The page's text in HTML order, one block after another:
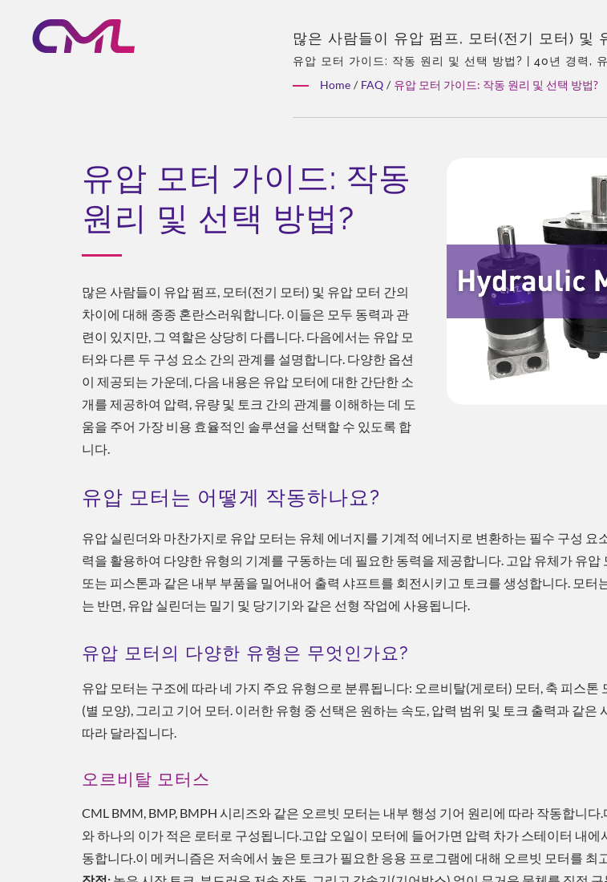
많은 사람들이 유압 펌프, 모터(전기 모터) 및
종종 혼란스러워합니다. 이들은 모두 동력과
당히 다릅니다. 다음에서는 유압 모터와 다른
간단한 소개를 제공하여 압력, 유량 및 토크
력의 유압 펌프 및 밸브 – CML: 인증받고, 신
됨
유압 모터 가이드: 작동 원리 및 선택 방법? | 40년 경력,
Home / FAQ / 유압 모터 가이드: 작동 원리 및 선택 방법?
유압 모터 가이드: 작동
원리 및 선택 방법?
많은 사람들이 유압 펌프, 모터(전기 모터) 및 유압 모터 간의
차이에 대해 종종 혼란스러워합니다. 이들은 모두 동력과 관
련이 있지만, 그 역할은 상당히 다릅니다. 다음에서는 유압 모
터와 다른 두 구성 요소 간의 관계를 설명합니다. 다양한 옵션
이 제공되는 가운데, 다음 내용은 유압 모터에 대한 간단한 소
개를 제공하여 압력, 유량 및 토크 간의 관계를 이해하는 데 도
움을 주어 가장 비용 효율적인 솔루션을 선택할 수 있도록 합
니다.
유압 모터는 어떻게 작동하나요?
유압 실린더와 마찬가지로 유압 모터는 유체 에너지를 기계적 에너지로 변환하는 필수 구성 요
력을 활용하여 다양한 유형의 기계를 구동하는 데 필요한 동력을 제공합니다. 고압 유체가 유압
또는 피스톤과 같은 내부 부품을 밀어내어 출력 샤프트를 회전시키고 토크를 생성합니다. 모터
는 반면, 유압 실린더는 밀기 및 당기기와 같은 선형 작업에 사용됩니다.
유압 모터의 다양한 유형은 무엇인가요?
유압 모터는 구조에 따라 네 가지 주요 유형으로 분류됩니다: 오르비탈(게로터) 모터, 축 피스톤
(별 모양), 그리고 기어 모터. 이러한 유형 중 선택은 원하는 속도, 압력 범위 및 토크 출력과 같은
따라 달라집니다.
오르비탈 모터스
CML BMM, BMP, BMPH 시리즈와 같은 오르빗 모터는 내부 행성 기어 원리에 따라 작동합니다
와 하나의 이가 적은 로터로 구성됩니다.고압 오일이 모터에 들어가면 압력 차가 스테이터 내에
동합니다.이 메커니즘은 저속에서 높은 토크가 필요한 응용 프로그램에 대해 오르빗 모터를 최